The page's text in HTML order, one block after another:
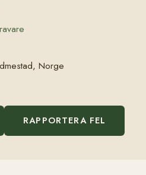
Norge
RAPPORTERA FEL